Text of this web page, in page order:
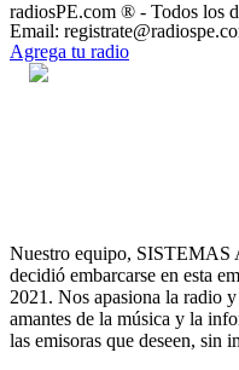
radiosPE.com ® - Todos los
Email:
Agrega tu radio
Nuestro equipo,
decidió embarcarse en esta
2021. Nos apasiona la radio
amantes de la música y la
las emisoras que deseen, sin